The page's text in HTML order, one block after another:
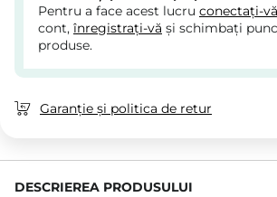
Pentru a face acest lucru conectați-vă
cont, înregistrați-vă și schimbați
produse.
Garanție și politica de retur
DESCRIEREA PRODUSULUI